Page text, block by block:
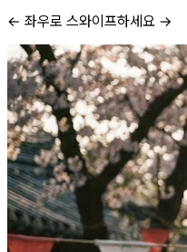
← 좌우로 스와이프하세요 →